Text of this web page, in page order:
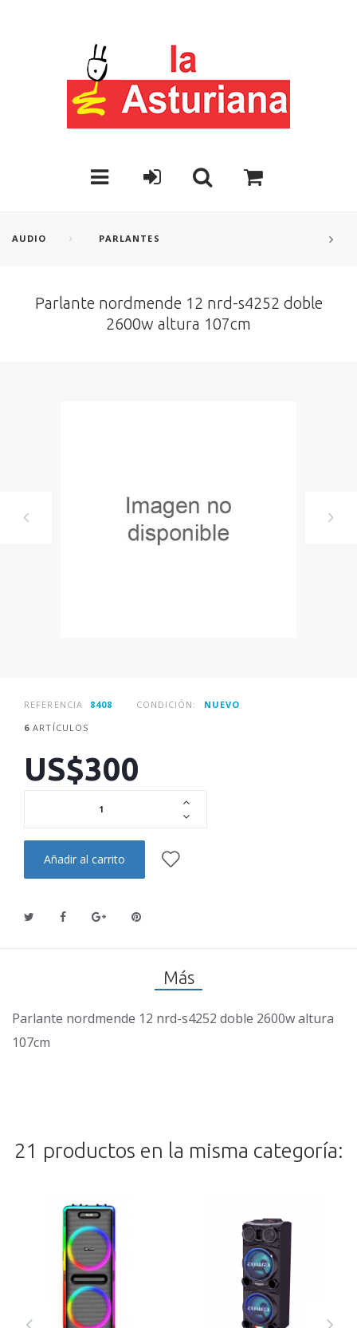
AUDIO PARLANTES
REFERENCIA 8408 CONDICIÓN:
NUEVO
6 ARTÍCULOS
Parlante nordmende 12 nrd-s4252 doble
2600w altura 107cm
US$300
Añadir al carrito
Más
Parlante nordmende 12 nrd-s4252 doble 2600w altura
107cm
21 productos en la misma categoría: